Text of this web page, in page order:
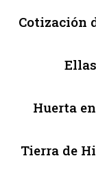
Cotización
Ellas
Huerta
Tierra de